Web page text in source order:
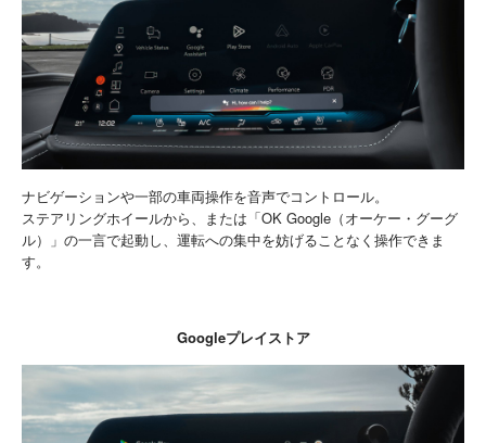
ナビゲーションや一部の車両操作を音声でコントロール。
ステアリングホイールから、または「OK Google（オーケー・グーグ
ル）」の一言で起動し、運転への集中を妨げることなく操作できま
す。
Googleプレイストア